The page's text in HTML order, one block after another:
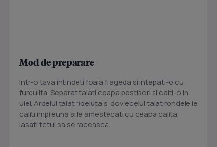
Mod de preparare
Intr-o tava intindeti foaia frageda si intepati-o cu
furculita. Separat taiati ceapa pestisori si calti-o in
ulei. Ardeiul taiat fideluta si dovlecelul taiat rondele le
caliti impreuna si le amestecati cu ceapa calita,
lasati totul sa se raceasca.